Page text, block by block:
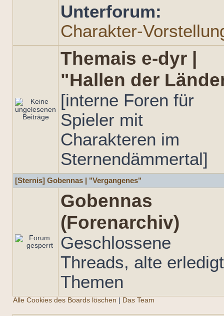
Unterforum:
Charakter-
Themais e-dyr |
"Hallen der
[interne Foren für
Spieler mit
Charakteren im
Sternendämmertal]
[Sternis] Gobennas | "Vergangenes"
Gobennas
(Forenarchiv)
Geschlossene
Threads, alte
Themen
Alle Cookies des Boards löschen Das Team